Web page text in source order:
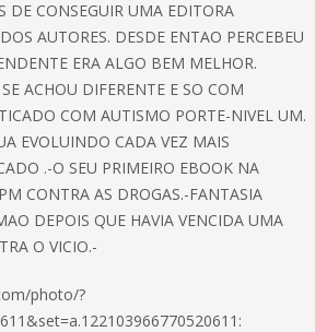
DE CONSEGUIR UMA EDITORA
AUTORES. DESDE ENTAO PERCEBEU
ERA ALGO BEM MELHOR.
ACHOU DIFERENTE E SO COM
COM AUTISMO PORTE-NIVEL UM.
EVOLUINDO CADA VEZ MAIS
.-O SEU PRIMEIRO EBOOK NA
CONTRA AS DROGAS.-FANTASIA
DEPOIS QUE HAVIA VENCIDA UMA
O VICIO.-
photo/?